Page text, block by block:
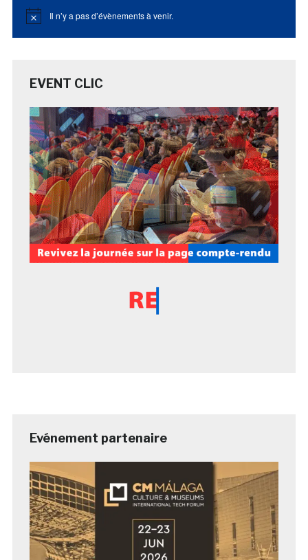
Notice Il n’y a pas d’évènements à venir.
EVENT CLIC
Evénement partenaire